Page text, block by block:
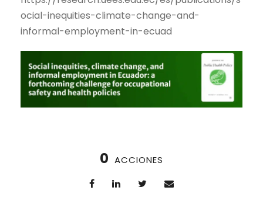
ocial-inequities-climate-change-and-
informal-employment-in-ecuad
0 ACCIONES